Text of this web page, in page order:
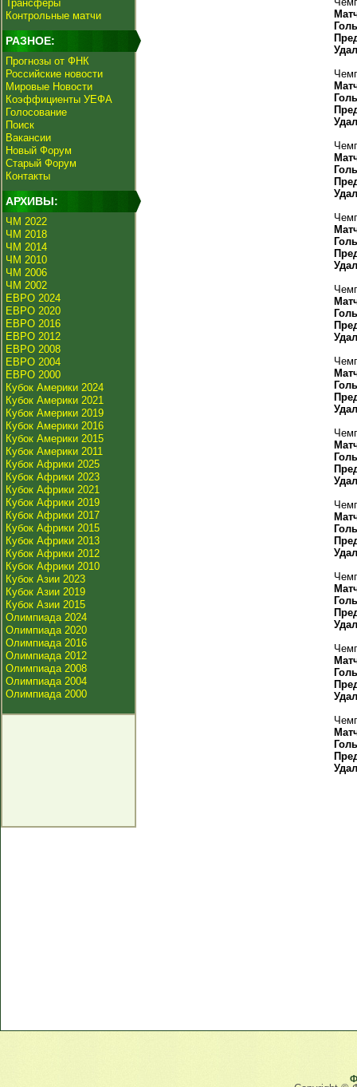
Трансферы
Контрольные матчи
РАЗНОЕ:
Прогнозы от ФНК
Российские новости
Мировые Новости
Коэффициенты УЕФА
Голосование
Поиск
Вакансии
Новый Форум
Старый Форум
Контакты
АРХИВЫ:
ЧМ 2022
ЧМ 2018
ЧМ 2014
ЧМ 2010
ЧМ 2006
ЧМ 2002
ЕВРО 2024
ЕВРО 2020
ЕВРО 2016
ЕВРО 2012
ЕВРО 2008
ЕВРО 2004
ЕВРО 2000
Кубок Америки 2024
Кубок Америки 2021
Кубок Америки 2019
Кубок Америки 2016
Кубок Америки 2015
Кубок Америки 2011
Кубок Африки 2025
Кубок Африки 2023
Кубок Африки 2021
Кубок Африки 2019
Кубок Африки 2017
Кубок Африки 2015
Кубок Африки 2013
Кубок Африки 2012
Кубок Африки 2010
Кубок Азии 2023
Кубок Азии 2019
Кубок Азии 2015
Олимпиада 2024
Олимпиада 2020
Олимпиада 2016
Олимпиада 2012
Олимпиада 2008
Олимпиада 2004
Олимпиада 2000